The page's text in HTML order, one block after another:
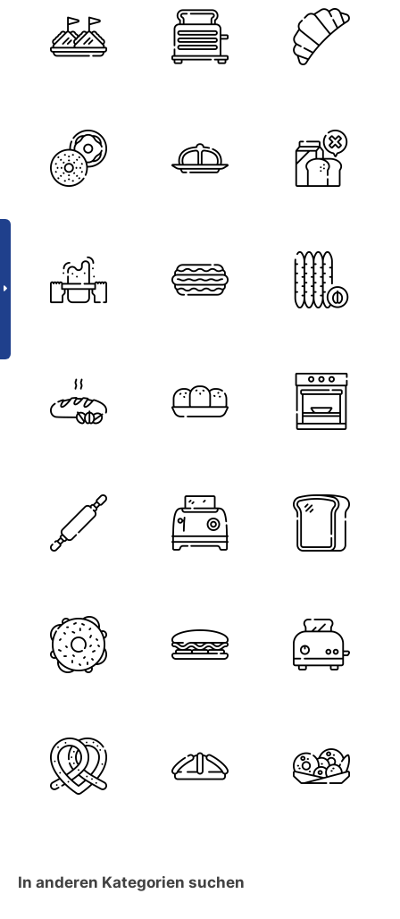
In anderen Kategorien suchen